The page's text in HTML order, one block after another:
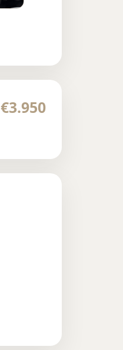
€3.950